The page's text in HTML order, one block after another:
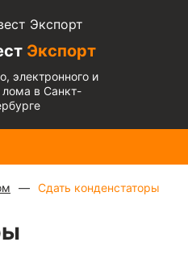
Экспорт
электронного и
в Санкт-
Алюминиевый
₽/кг
Сдать конденстаторы